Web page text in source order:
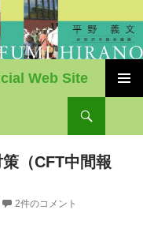
Web Site
（CFT中間報
2件のコメント